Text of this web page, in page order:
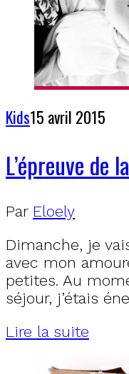
Kids15 avril 2015
L’épreuve de
Par Eloely
Dimanche, je
avec mon
petites. Au
séjour, j’étais
Lire la suite